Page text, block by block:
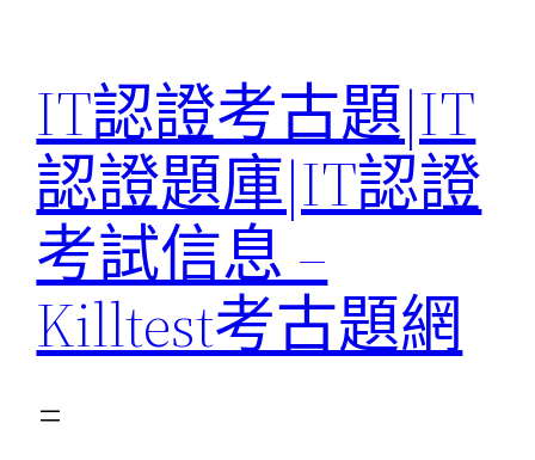
content
IT認證考古題|IT
認證題庫|IT認證
考試信息 –
Killtest考古題網